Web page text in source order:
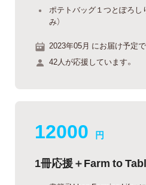
ポテトバッグ１つとぽろし
み）
2023年05月 にお届け予定で
42人が応援しています。
12000 円
1冊応援＋Farm to